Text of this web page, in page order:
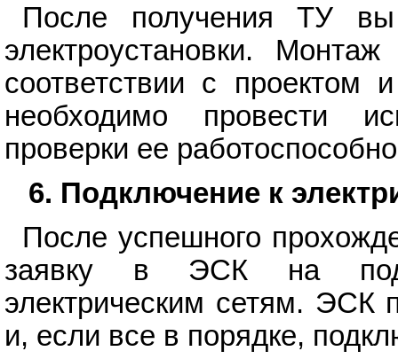
После получения ТУ
электроустановки.
соответствии с
необходимо провести
проверки ее
6. Подключение к
После успешного
заявку в ЭСК на
электрическим сетям. ЭСК
и, если все в порядке,